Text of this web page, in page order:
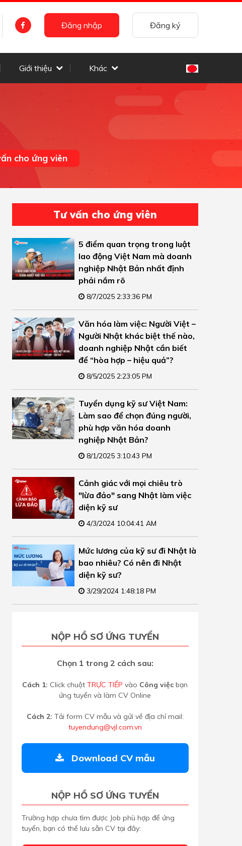
Đăng nhập Đăng ký
Giới thiệu Khác
cho ứng viên
Tư vấn cho ứng viên
5 điểm quan trọng trong luật
lao động Việt Nam mà doanh
nghiệp Nhật Bản nhất định
phải nắm rõ
8/7/2025 2:33:36 PM
Văn hóa làm việc: Người Việt –
Người Nhật khác biệt thế nào,
doanh nghiệp Nhật cần biết
để “hòa hợp – hiệu quả”?
8/5/2025 2:23:05 PM
Tuyển dụng kỹ sư Việt Nam:
Làm sao để chọn đúng người,
phù hợp văn hóa doanh
nghiệp Nhật Bản?
8/1/2025 3:10:43 PM
Cảnh giác với mọi chiêu trò
"lừa đảo" sang Nhật làm việc
diện kỹ sư
4/3/2024 10:04:41 AM
Mức lương của kỹ sư đi Nhật là
bao nhiêu? Có nên đi Nhật
diện kỹ sư?
3/29/2024 1:48:18 PM
NỘP HỒ SƠ ỨNG TUYỂN
Chọn 1 trong 2 cách sau:
Cách 1: Click chuột TRỰC TIẾP vào Công việc bạn
ứng tuyển và làm CV Online
Cách 2: Tải form CV mẫu và gửi về địa chỉ mail:
tuyendung@vjl.com.vn
Download CV mẫu
NỘP HỒ SƠ ỨNG TUYỂN
Trường hợp chưa tìm được Job phù hợp để ứng
tuyển, bạn có thể lưu sẵn CV tại đây: